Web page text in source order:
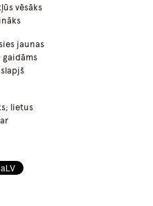
vēsāks
jaunas
gaidāms
lietus